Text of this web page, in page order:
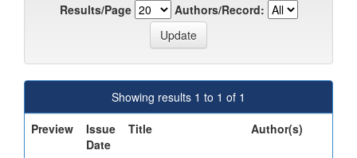
Results/Page
Authors/Record:
Showing results 1 to 1 of 1
Preview
Issue
Date
Title Author(s)